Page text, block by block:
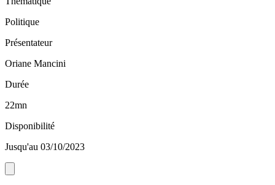
Politique
Présentateur
Oriane Mancini
Durée
22mn
Disponibilité
Jusqu'au 03/10/2023